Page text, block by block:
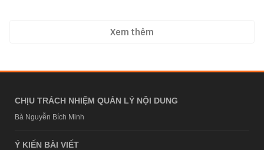
Xem thêm
CHỊU TRÁCH NHIỆM QUẢN LÝ NỘI DUNG
Bà Nguyễn Bích Minh
Ý KIẾN BÀI VIẾT